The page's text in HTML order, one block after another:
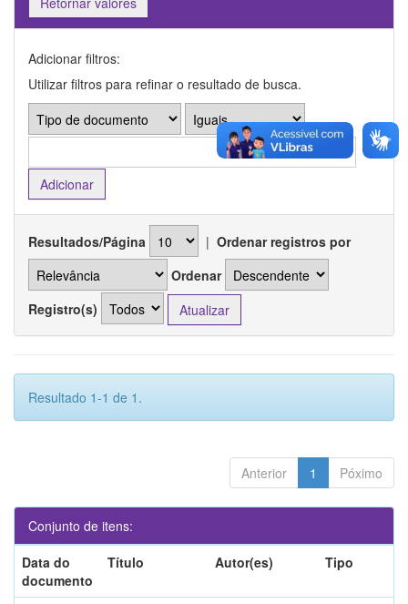
Adicionar filtros:
Utilizar filtros para refinar o resultado de busca.
Resultados/Página | Ordenar registros por
Ordenar
Registro(s)
Resultado 1-1 de 1.
Anterior 1 Póximo
Conjunto de itens:
Data do
documento
Título Autor(es) Tipo